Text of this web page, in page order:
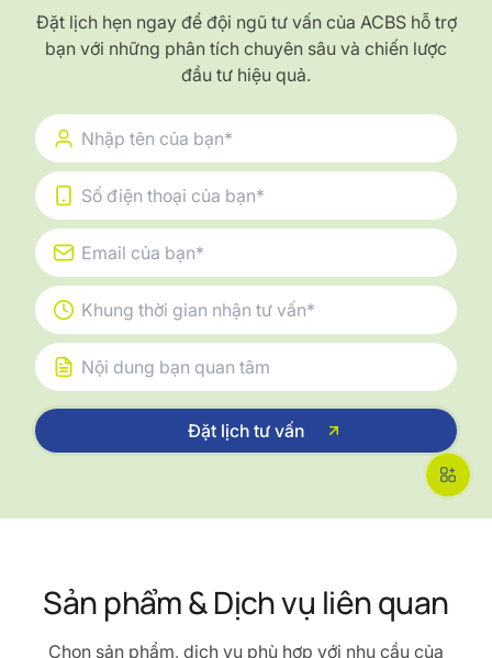
Đặt lịch hẹn ngay để đội ngũ tư vấn của ACBS hỗ trợ
bạn với những phân tích chuyên sâu và chiến lược
đầu tư hiệu quả.
Sản phẩm & Dịch vụ liên quan
Chọn sản phẩm, dịch vụ phù hợp với nhu cầu của